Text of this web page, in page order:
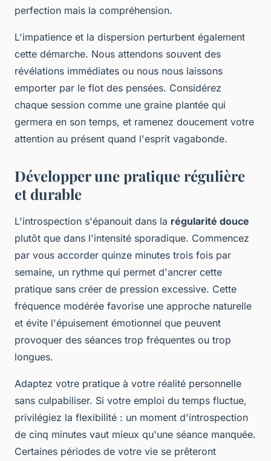
perfection mais la compréhension.
L'impatience et la dispersion perturbent également
cette démarche. Nous attendons souvent des
révélations immédiates ou nous nous laissons
emporter par le flot des pensées. Considérez
chaque session comme une graine plantée qui
germera en son temps, et ramenez doucement votre
attention au présent quand l'esprit vagabonde.
Développer une pratique régulière
et durable
L'introspection s'épanouit dans la régularité douce
plutôt que dans l'intensité sporadique. Commencez
par vous accorder quinze minutes trois fois par
semaine, un rythme qui permet d'ancrer cette
pratique sans créer de pression excessive. Cette
fréquence modérée favorise une approche naturelle
et évite l'épuisement émotionnel que peuvent
provoquer des séances trop fréquentes ou trop
longues.
Adaptez votre pratique à votre réalité personnelle
sans culpabiliser. Si votre emploi du temps fluctue,
privilégiez la flexibilité : un moment d'introspection
de cinq minutes vaut mieux qu'une séance manquée.
Certaines périodes de votre vie se prêteront